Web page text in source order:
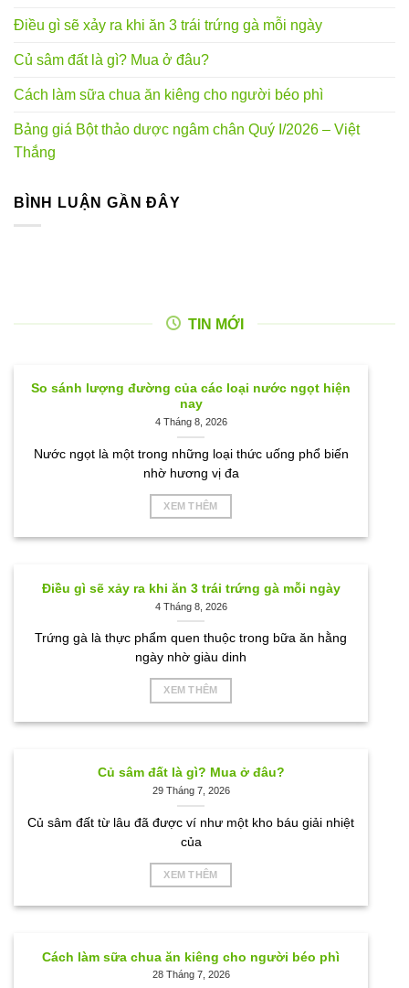
Điều gì sẽ xảy ra khi ăn 3 trái trứng gà mỗi ngày
Củ sâm đất là gì? Mua ở đâu?
Cách làm sữa chua ăn kiêng cho người béo phì
Bảng giá Bột thảo dược ngâm chân Quý I/2026 – Việt
Thắng
BÌNH LUẬN GẦN ĐÂY
TIN MỚI
So sánh lượng đường của các loại nước ngọt hiện
nay
4 Tháng 8, 2026
Nước ngọt là một trong những loại thức uống phổ biến
nhờ hương vị đa
XEM THÊM
Điều gì sẽ xảy ra khi ăn 3 trái trứng gà mỗi ngày
4 Tháng 8, 2026
Trứng gà là thực phẩm quen thuộc trong bữa ăn hằng
ngày nhờ giàu dinh
XEM THÊM
Củ sâm đất là gì? Mua ở đâu?
29 Tháng 7, 2026
Củ sâm đất từ lâu đã được ví như một kho báu giải nhiệt
của
XEM THÊM
Cách làm sữa chua ăn kiêng cho người béo phì
28 Tháng 7, 2026